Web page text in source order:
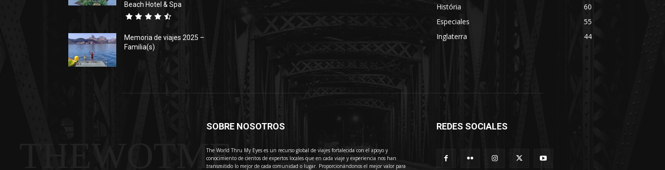
Beach Hotel & Spa
Memoria de viajes 2025 –
Familia(s)
História
60
Especiales
55
Inglaterra
44
THEWOTME
SOBRE NOSOTROS
The World Thru My Eyes es un recurso global de viajes fortalecida con el apoyo y
conocimiento de cientos de expertos locales que en cada viaje y experiencia nos han
transmitido lo mejor de cada comunidad o lugar. Proporcionándonos el mejor valor para
REDES SOCIALES